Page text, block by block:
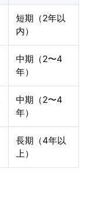
短期（2年以
内）
中期（2〜4
年）
中期（2〜4
年）
長期（4年以
上）